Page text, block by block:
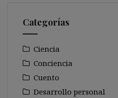
Categorías
Ciencia
Conciencia
Cuento
Desarrollo personal